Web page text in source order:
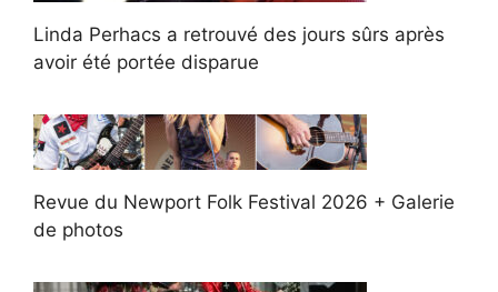
Linda Perhacs a retrouvé des jours sûrs après
avoir été portée disparue
Revue du Newport Folk Festival 2026 + Galerie
de photos